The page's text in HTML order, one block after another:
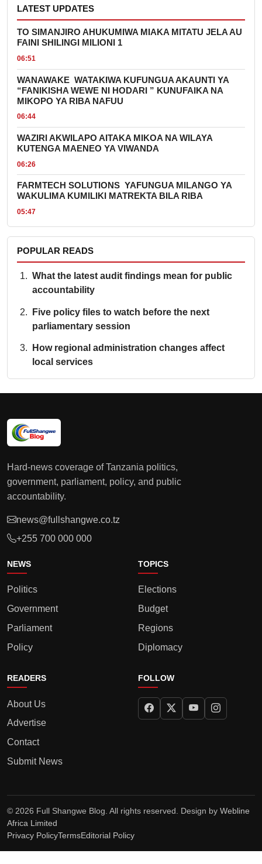
LATEST UPDATES
TO SIMANJIRO AHUKUMIWA MIAKA MITATU JELA AU
FAINI SHILINGI MILIONI 1
06:51
WANAWAKE WATAKIWA KUFUNGUA AKAUNTI YA
“FANIKISHA WEWE NI HODARI ” KUNUFAIKA NA
MIKOPO YA RIBA NAFUU
06:44
WAZIRI AKWILAPO AITAKA MIKOA NA WILAYA
KUTENGA MAENEO YA VIWANDA
06:26
FARMTECH SOLUTIONS YAFUNGUA MILANGO YA
WAKULIMA KUMILIKI MATREKTA BILA RIBA
05:47
POPULAR READS
What the latest audit findings mean for public
accountability
Five policy files to watch before the next
parliamentary session
How regional administration changes affect
local services
Hard-news coverage of Tanzania politics,
government, parliament, policy, and public
accountability.
news@fullshangwe.co.tz
+255 700 000 000
NEWS
Politics
Government
Parliament
Policy
TOPICS
Elections
Budget
Regions
Diplomacy
READERS
About Us
Advertise
Contact
Submit News
FOLLOW
© 2026 Full Shangwe Blog. All rights reserved. Design by Webline
Africa Limited
Privacy PolicyTermsEditorial Policy